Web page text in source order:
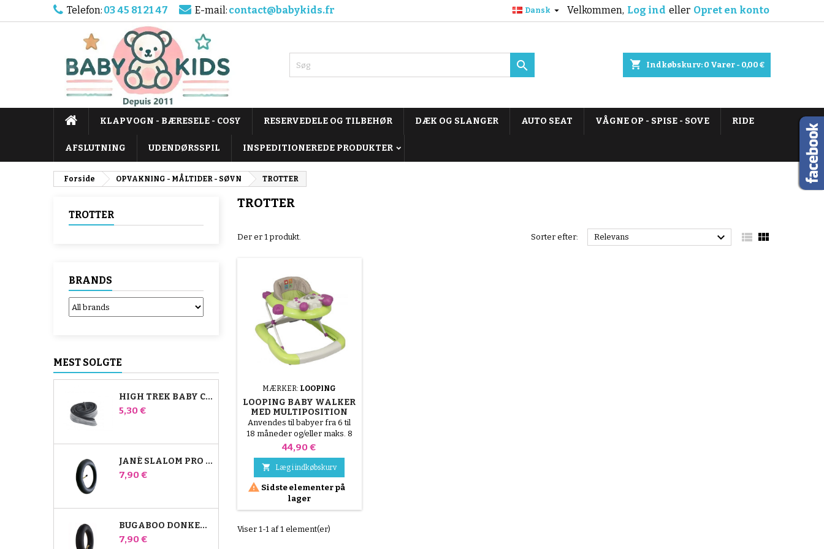
Telefon: 03 45 81 21 47 E-mail: contact@babykids.fr Velkommen, Log ind eller Opret en konto
Dansk 
shopping_cart Indkøbskurv: 0 Varer - 0,00 €

KLAPVOGN - BÆRESELE - COSY RESERVEDELE OG TILBEHØR DÆK OG SLANGER AUTO SEAT VÅGNE OP - SPISE - SOVE RIDE
AFSLUTNING UDENDØRSSPIL INSPEDITIONEREDE PRODUKTER
Forside OPVAKNING - MÅLTIDER - SØVN TROTTER
TROTTER
BRANDS
MEST SOLGTE
HIGH TREK BABY COMFORT INDERSLANGE
Pris
5,30 €
JANÉ SLALOM PRO OG POWERTWIN KLAPVOGNS INDERRØR
Pris
7,90 €
BUGABOO DONKEY STROLLER FRONT AIR CHAMBER
Pris
7,90 €
TROTTER
Der er 1 produkt. Sorter efter: Relevans   
MÆRKER: LOOPING
LOOPING BABY WALKER
MED MULTIPOSITION
SEAT KIWI
Anvendes til babyer fra 6 til
18 måneder og/eller maks. 8
til 12 kg
Pris
44,90 €
 Læg i indkøbskurv
 Sidste elementer på
lager
Viser 1-1 af 1 element(er)